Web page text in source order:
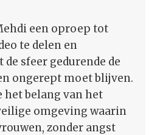
een oproep tot
te delen en
sfeer gedurende de
ongerept moet blijven.
belang van het
omgeving waarin
zonder angst